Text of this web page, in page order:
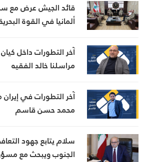
قائد الجيش عرض مع
ألمانيا في القوة
آخر التطورات داخل
مراسلنا خالد الفقيه
آخر التطورات في إيران
محمد حسن قاسم
سلام يتابع جهود
الجنوب ويبحث مع